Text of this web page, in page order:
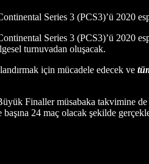
Series 3 (PCS3)’ü 2020
Series 3 (PCS3)’ü
turnuvadan oluşacak.
için mücadele edecek ve
Finaller müsabaka takvimine
24 maç olacak şekilde